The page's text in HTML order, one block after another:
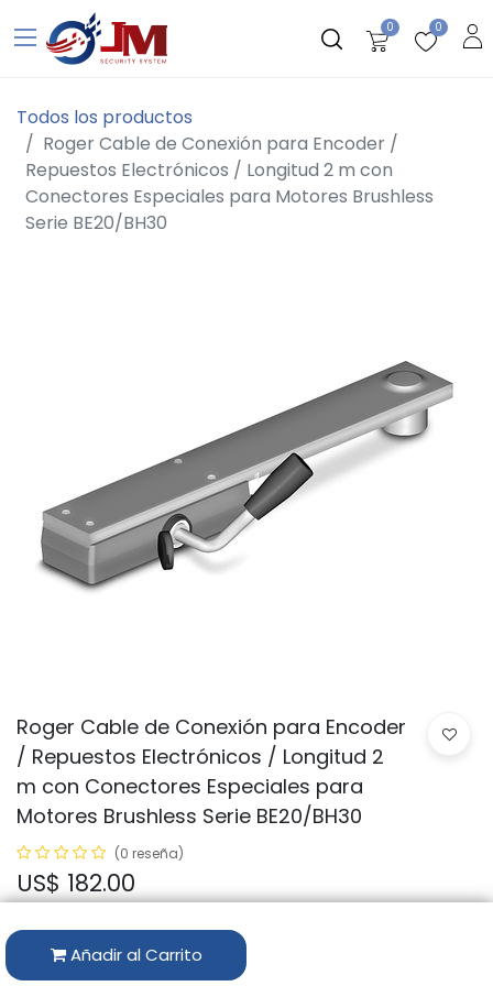
0 0
Todos los productos
Roger Cable de Conexión para Encoder /
Repuestos Electrónicos / Longitud 2 m con
Conectores Especiales para Motores Brushless
Serie BE20/BH30
Roger Cable de Conexión para Encoder
/ Repuestos Electrónicos / Longitud 2
m con Conectores Especiales para
Motores Brushless Serie BE20/BH30
(0 reseña)
US$ 182.00
Añadir al Carrito